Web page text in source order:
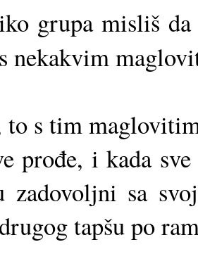
grupa misliš
nekakvim
to s tim
prođe, i kada
zadovoljni sa
tapšu po